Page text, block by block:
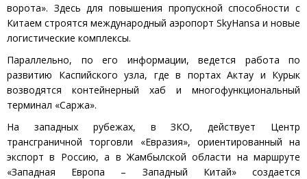
ворота». Здесь для повышения пропускной способности с
Китаем строятся международный аэропорт SkyHansa и новые
логистические комплексы.
Параллельно, по его информации, ведется работа по
развитию Каспийского узла, где в портах Актау и Курык
возводятся контейнерный хаб и многофункциональный
терминал «Саржа».
На западных рубежах, в ЗКО, действует Центр
трансграничной торговли «Евразия», ориентированный на
экспорт в Россию, а в Жамбылской области на маршруте
«Западная Европа – Западный Китай» создается